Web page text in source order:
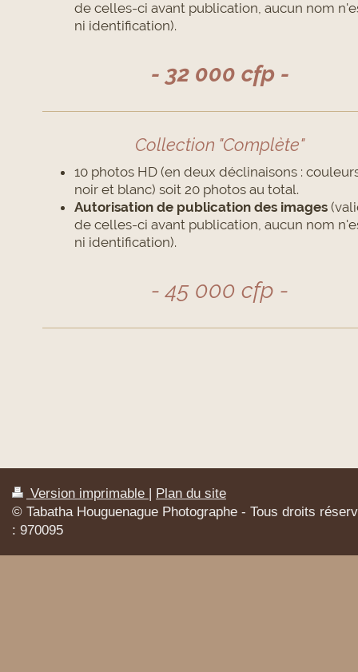
de celles-ci avant publication, aucun nom
ni identification).
- 32 000 cfp -
Collection "Complète"
10 photos HD (en deux déclinaisons :
noir et blanc) soit 20 photos au total.
Autorisation de publication des images
de celles-ci avant publication, aucun nom
ni identification).
- 45 000 cfp -
Version imprimable | Plan du site
© Tabatha Houguenague Photographe - Tous droits
: 970095